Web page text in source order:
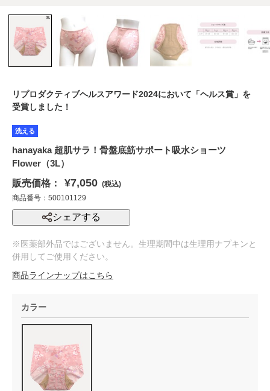
リプロダクティブヘルスアワード2024において「ヘルス賞」を
受賞しました！
洗える
hanayaka 超肌サラ！骨盤底筋サポート吸水ショーツ
Flower（3L）
販売価格：
¥7,050 (税込)
商品番号：500101129
シェアする
※医薬部外品ではございません。生理期間中は生理用ナプキンと
併用してご使用ください。
商品ラインナップはこちら
カラー